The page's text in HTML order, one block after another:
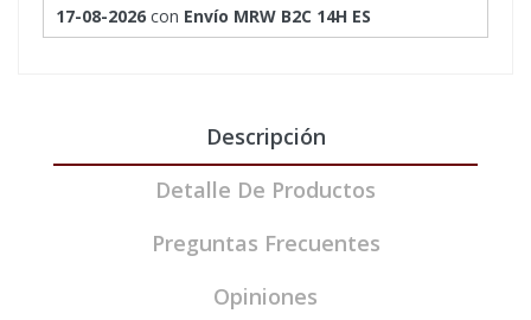
17-08-2026 con Envío MRW B2C 14H ES
Descripción
Detalle De Productos
Preguntas Frecuentes
Opiniones